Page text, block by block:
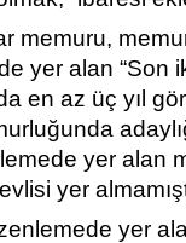
memuru,
yer alan “Son
en az üç yıl
yer alan
yer
yer